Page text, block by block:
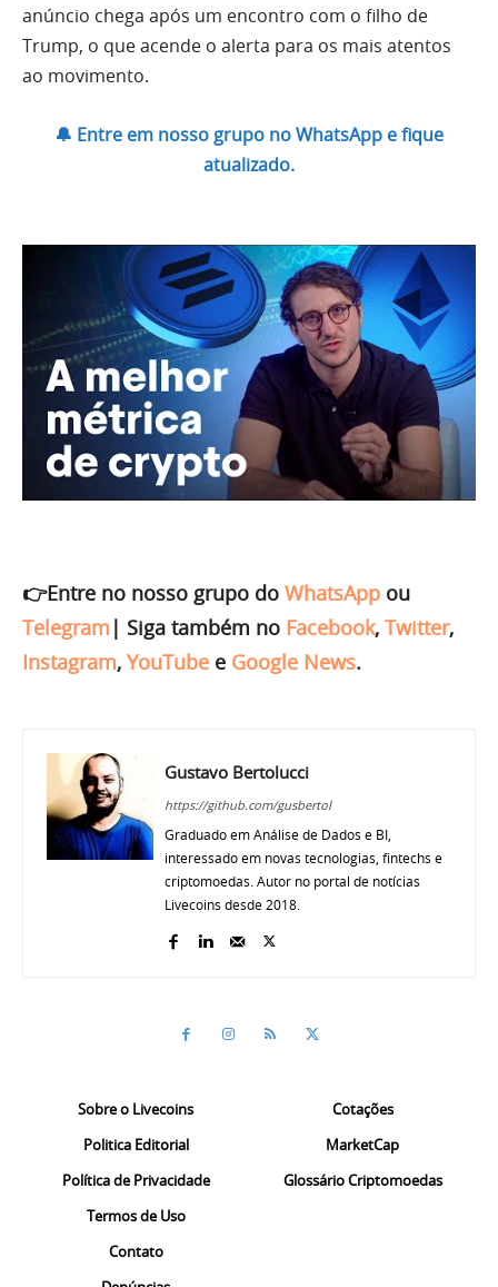
anúncio chega após um encontro com o filho de
Trump, o que acende o alerta para os mais atentos
ao movimento.
🔔 Entre em nosso grupo no WhatsApp e fique
atualizado.
👉Entre no nosso grupo do WhatsApp ou
Telegram | Siga também no Facebook, Twitter,
Instagram, YouTube e Google News.
Gustavo Bertolucci
https://github.com/gusbertol
Graduado em Análise de Dados e BI,
interessado em novas tecnologias, fintechs e
criptomoedas. Autor no portal de notícias
Livecoins desde 2018.
Sobre o Livecoins
Politica Editorial
Política de Privacidade
Termos de Uso
Contato
Cotações
MarketCap
Glossário Criptomoedas